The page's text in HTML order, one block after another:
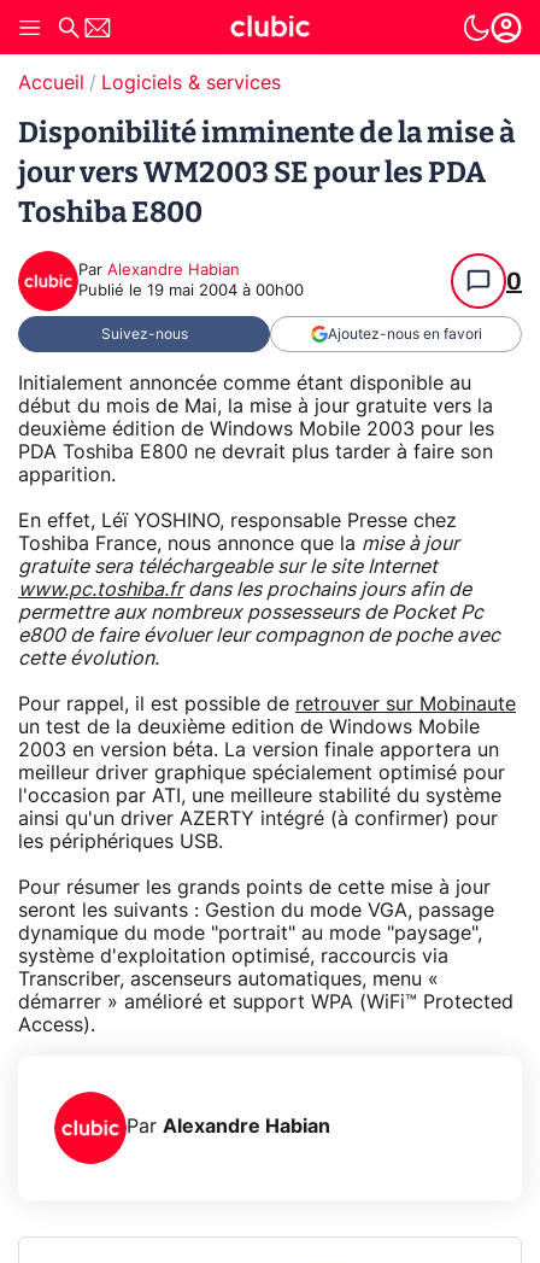
Accueil Logiciels & services
Disponibilité imminente de la mise à
jour vers WM2003 SE pour les PDA
Toshiba E800
Par Alexandre Habian
Publié le 19 mai 2004 à 00h00 0
Suivez-nous Ajoutez-nous en favori
Initialement annoncée comme étant disponible au
début du mois de Mai, la mise à jour gratuite vers la
deuxième édition de Windows Mobile 2003 pour les
PDA Toshiba E800 ne devrait plus tarder à faire son
apparition.
En effet, Léï YOSHINO, responsable Presse chez
Toshiba France, nous annonce que la mise à jour
gratuite sera téléchargeable sur le site Internet
www.pc.toshiba.frdans les prochains jours afin de
permettre aux nombreux possesseurs de Pocket Pc
e800 de faire évoluer leur compagnon de poche avec
cette évolution.
Pour rappel, il est possible de retrouver sur Mobinaute
un test de la deuxième edition de Windows Mobile
2003 en version béta. La version finale apportera un
meilleur driver graphique spécialement optimisé pour
l'occasion par ATI, une meilleure stabilité du système
ainsi qu'un driver AZERTY intégré (à confirmer) pour
les périphériques USB.
Pour résumer les grands points de cette mise à jour
seront les suivants : Gestion du mode VGA, passage
dynamique du mode "portrait" au mode "paysage",
système d'exploitation optimisé, raccourcis via
Transcriber, ascenseurs automatiques, menu «
démarrer » amélioré et support WPA (WiFi™ Protected
Access).
Par Alexandre Habian